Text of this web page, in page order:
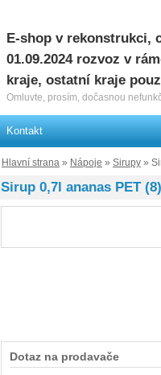
Hlavní strana » Nápoje » Sirupy »
Sirup 0,7l ananas PET (8)
Dotaz na prodavače
E-shop v rekonstrukci,
01.09.2024 rozvoz v
kraje, ostatní kraje
Omluvte, prosím, dočasnou
Kontakt